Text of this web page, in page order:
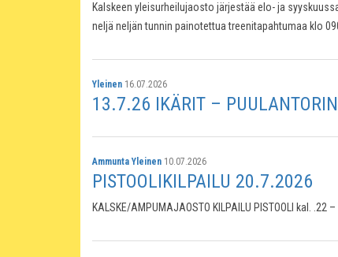
Kalskeen yleisurheilujaosto järjestää elo- ja
neljä neljän tunnin painotettua treenitapahtumaa klo
Yleinen 16.07.2026
13.7.26 IKÄRIT –
Ammunta Yleinen 10.07.2026
PISTOOLIKILPAILU 20.7.2026
KALSKE/AMPUMAJAOSTO KILPAILU PISTOOLI kal.